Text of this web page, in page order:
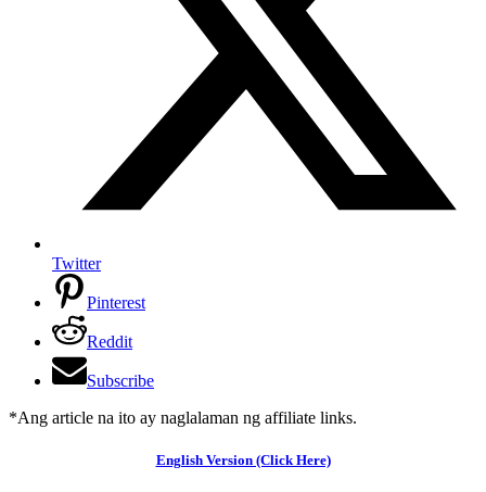
Twitter
Pinterest
Reddit
Subscribe
*Ang article na ito ay naglalaman ng affiliate links.
English Version (Click Here)